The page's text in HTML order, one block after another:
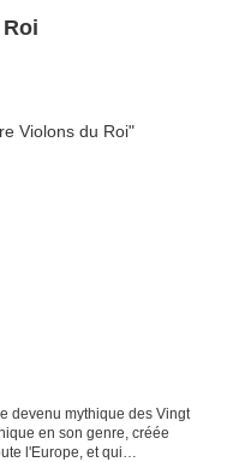
devenu mythique des Vingt
en son genre, créée
l'Europe, et qui